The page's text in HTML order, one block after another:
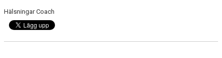
Hälsningar Coach